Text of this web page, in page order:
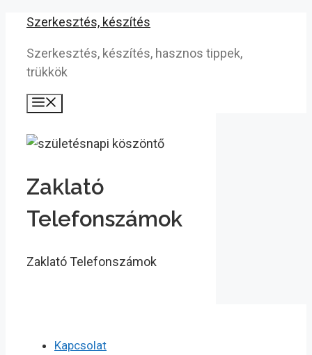
Kilépés
tartalomba
Szerkesztés, készítés
Szerkesztés, készítés, hasznos tippek,
trükkök
Zaklató
Telefonszámok
Zaklató Telefonszámok
Kapcsolat